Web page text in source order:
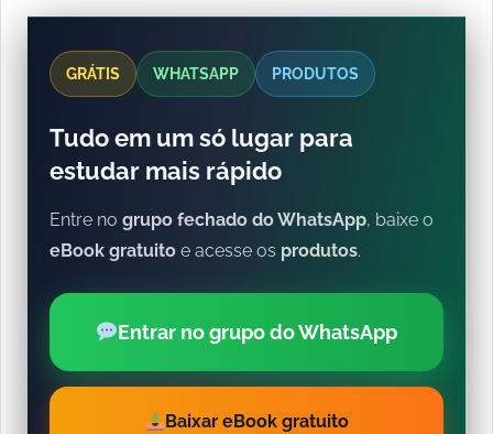
GRÁTIS WHATSAPP PRODUTOS
Tudo em um só lugar para
estudar mais rápido
Entre no grupo fechado do WhatsApp, baixe o
eBook gratuito e acesse os produtos.
Entrar no grupo do WhatsApp
Baixar eBook gratuito